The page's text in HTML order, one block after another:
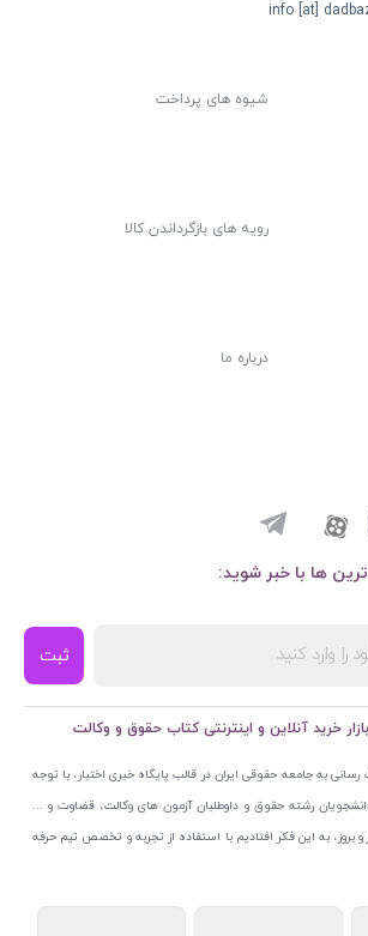
info [at]
شیوه های پرداخت
رویه های بازگرداندن کالا
درباره ما
ها با خبر شوید:
ثبت
خرید آنلاین و اینترنتی کتاب حقوق و وکالت
به جامعه حقوقی ایران در قالب پایگاه خبری اختبار، با توجه
رشته حقوق و داوطلبان آزمون های وکالت، قضاوت و ...
بروز، به این فکر افتادیم با استفاده از تجربه و تخصص تیم حرفه
حقوقی ایران ارائه کنیم. به این منظور با راه اندازی و تجهیز